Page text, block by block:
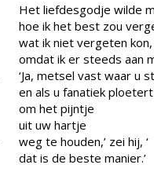
Het liefdesgodje wilde
hoe ik het best zou
wat ik niet vergeten kon,
omdat ik er steeds aan
‘Ja, metsel vast waar u
en als u fanatiek ploetert
om het pijntje
uit uw hartje
weg te houden,’ zei hij, ‘
dat is de beste manier.’